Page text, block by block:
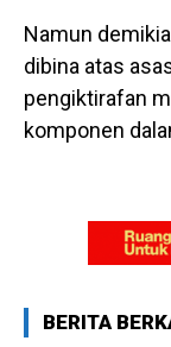
Namun
dibina atas
pengiktirafan
komponen
BERITA